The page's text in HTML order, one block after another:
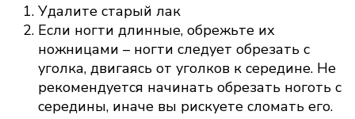
Удалите старый лак
Если ногти длинные, обрежьте их
ножницами – ногти следует обрезать с
уголка, двигаясь от уголков к середине. Не
рекомендуется начинать обрезать ноготь с
середины, иначе вы рискуете сломать его.